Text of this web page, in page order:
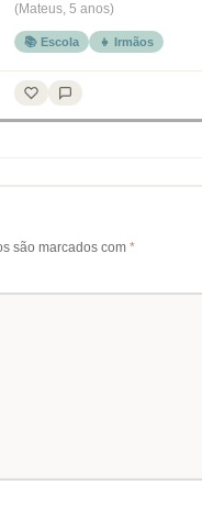
(Mateus, 5 anos)
📚 Escola 👧 Irmãos
são marcados com *